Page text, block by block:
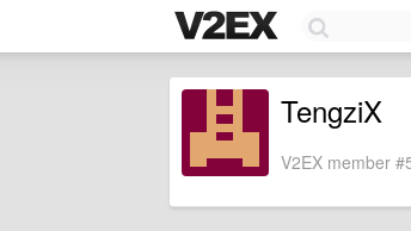
TengziX
V2EX member